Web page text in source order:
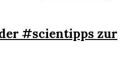
#scientipps zur